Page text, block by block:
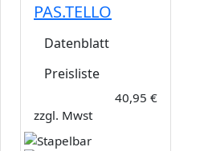
PAS.TELLO
Datenblatt
Preisliste
40,95 €
zzgl. Mwst